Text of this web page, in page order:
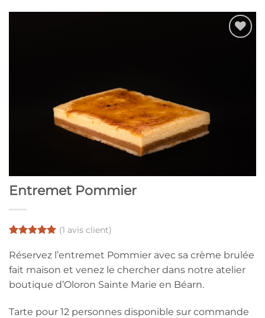
Entremet Pommier
5 basé sur
client
(1 avis client)
Réservez l’entremet Pommier avec sa crème brulée
fait maison et venez le chercher dans notre atelier
boutique d’Oloron Sainte Marie en Béarn.
Tarte pour 12 personnes disponible sur commande